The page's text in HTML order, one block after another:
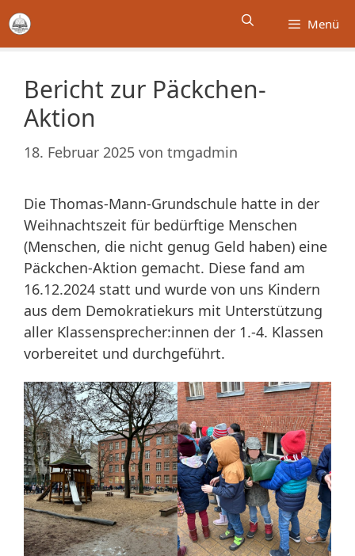
Zum
Inhalt
springen
Menü
Bericht zur Päckchen-
Aktion
18. Februar 2025 von tmgadmin
Die Thomas-Mann-Grundschule hatte in der
Weihnachtszeit für bedürftige Menschen
(Menschen, die nicht genug Geld haben) eine
Päckchen-Aktion gemacht. Diese fand am
16.12.2024 statt und wurde von uns Kindern
aus dem Demokratiekurs mit Unterstützung
aller Klassensprecher:innen der 1.-4. Klassen
vorbereitet und durchgeführt.